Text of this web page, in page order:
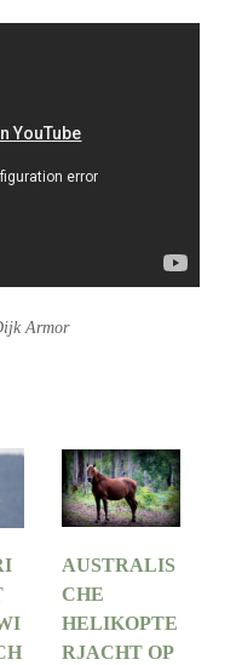
Armor
AUSTRALIS
CHE
HELIKOPTE
RJACHT OP